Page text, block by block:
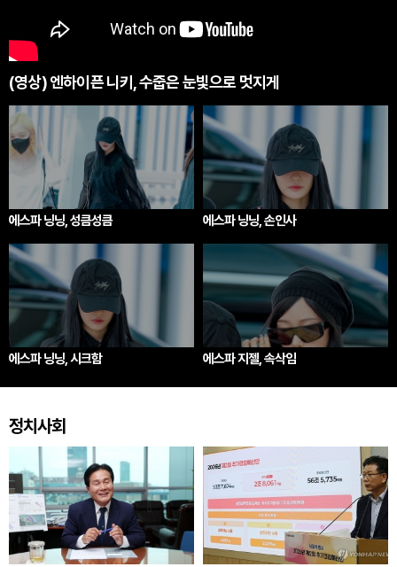
(영상) 엔하이픈 니키, 수줍은 눈빛으로 멋지게
에스파 닝닝, 성큼성큼 에스파 닝닝, 손인사
에스파 닝닝, 시크함 에스파 지젤, 속삭임
정치사회